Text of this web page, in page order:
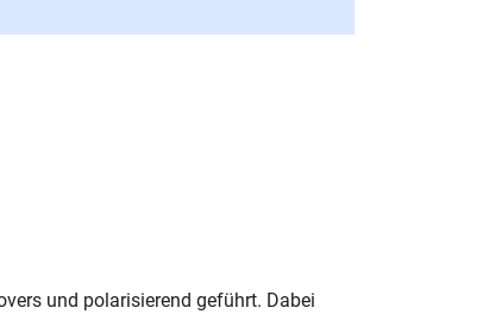
und polarisierend geführt. Dabei